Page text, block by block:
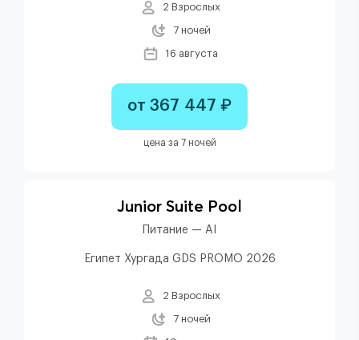
2 Взрослых
7 ночей
16 августа
от 367 447 ₽
цена за 7 ночей
Junior Suite Pool
Питание — AI
Египет Хургада GDS PROMO 2026
2 Взрослых
7 ночей